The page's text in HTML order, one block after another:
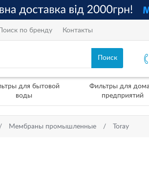
по бренду Контакты
для бытовой
воды
Фильтры для
предприятий
Мембраны промышленные Toray